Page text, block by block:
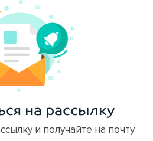
на рассылку
и получайте на почту